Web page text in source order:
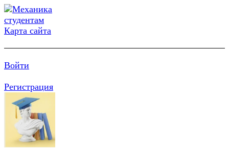
Карта сайта
Войти
Регистрация